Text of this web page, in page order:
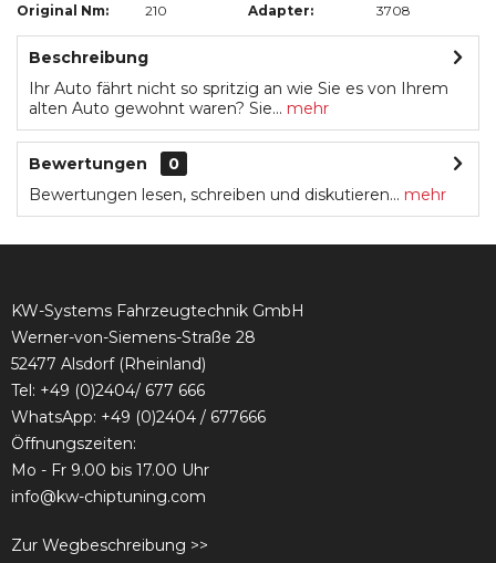
Original Nm:
210 Adapter: 3708
Beschreibung
Ihr Auto fährt nicht so spritzig an wie Sie es von Ihrem
alten Auto gewohnt waren? Sie... mehr
Bewertungen
0
Bewertungen lesen, schreiben und diskutieren... mehr
KW-Systems Fahrzeugtechnik GmbH
Werner-von-Siemens-Straße 28
52477 Alsdorf (Rheinland)
Tel: +49 (0)2404/ 677 666
WhatsApp: +49 (0)2404 / 677666
Öffnungszeiten:
Mo - Fr 9.00 bis 17.00 Uhr
info@kw-chiptuning.com
Zur Wegbeschreibung >>